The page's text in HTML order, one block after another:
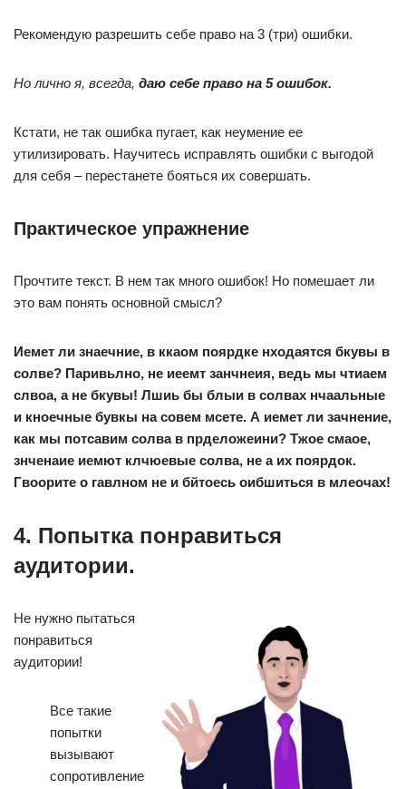
Рекомендую разрешить себе право на 3 (три) ошибки.
Но лично я, всегда, даю себе право на 5 ошибок.
Кстати, не так ошибка пугает, как неумение ее
утилизировать. Научитесь исправлять ошибки с выгодой
для себя – перестанете бояться их совершать.
Практическое упражнение
Прочтите текст. В нем так много ошибок! Но помешает ли
это вам понять основной смысл?
Иемет ли знаечние, в ккаом поярдке нходаятся бкувы в
солве? Паривьлно, не иеемт занчнеия, ведь мы чтиаем
слвоа, а не бкувы! Лшиь бы блыи в солвах нчаальные
и кноечные бувкы на совем мсете. А иемет ли зачнение,
как мы потсавим солва в прделожеини? Тжое смаое,
знченаие иемют клчюевые солва, не а их поярдок.
Гвоорите о гавлном не и бйтоесь оибшиться в млеочах!
4. Попытка понравиться
аудитории.
Не нужно пытаться
понравиться
аудитории!
Все такие
попытки
вызывают
сопротивление